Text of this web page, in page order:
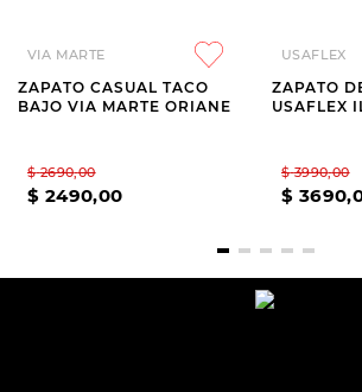
VIA MARTE
ZAPATO CASUAL TACO
BAJO VIA MARTE ORIANE
$ 2690,00
$ 2490,00
USAFLEX
ZAPATO
USAFLEX
$ 3990,00
$ 3690,